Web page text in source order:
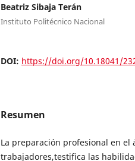
Beatriz Sibaja Terán
Instituto Politécnico Nacional
DOI: https://doi.org/10.18041/
Resumen
La preparación profesional en el
trabajadores,testifica las